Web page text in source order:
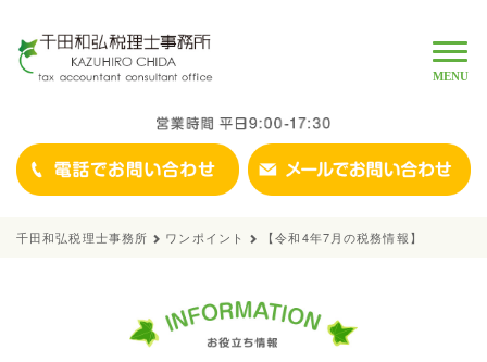
Toggle
MENU
千田和弘税理士事務所 ワンポイント 【令和4年7月の税務情報】